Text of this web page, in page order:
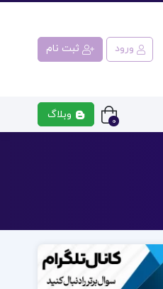
ورود ثبت نام
0 وبلاگ